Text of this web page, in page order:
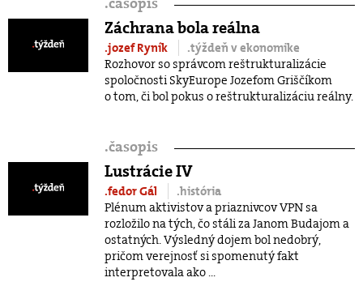
Záchrana bola reálna
.jozef Ryník
.týždeň v ekonomike
Rozhovor so správcom reštrukturalizácie
spoločnosti SkyEurope Jozefom Griščíkom
o tom, či bol pokus o reštrukturalizáciu reálny.
.časopis
Lustrácie IV
.fedor Gál
.história
Plénum aktivistov a priaznivcov VPN sa
rozložilo na tých, čo stáli za Janom Budajom a
ostatných. Výsledný dojem bol nedobrý,
pričom verejnosť si spomenutý fakt
interpretovala ako ...